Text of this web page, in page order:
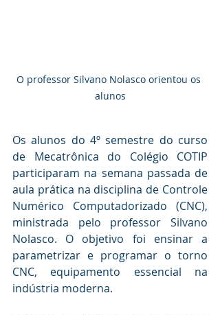
O professor Silvano Nolasco orientou os
alunos
Os alunos do 4º semestre do curso
de Mecatrônica do Colégio COTIP
participaram na semana passada de
aula prática na disciplina de Controle
Numérico Computadorizado (CNC),
ministrada pelo professor Silvano
Nolasco. O objetivo foi ensinar a
parametrizar e programar o torno
CNC, equipamento essencial na
indústria moderna.